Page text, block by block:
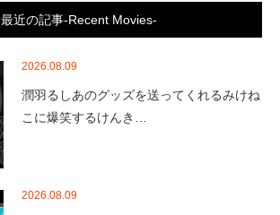
最近の記事-Recent Movies-
2026.08.09
潤羽るしあのグッズを送ってくれるみけね
こに爆笑するけんき…
2026.08.09